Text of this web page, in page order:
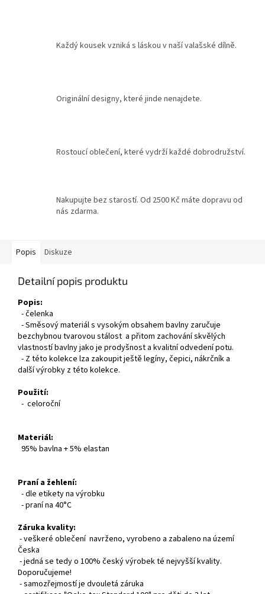
Každý kousek vzniká s láskou v naší valašské dílně.
Originální designy, které jinde nenajdete.
Rostoucí oblečení, které vydrží každé dobrodružství.
Nakupujte bez starostí. Od 2500 Kč máte dopravu od
nás zdarma.
Popis Diskuze
Detailní popis produktu
Popis:
- čelenka
- Směsový materiál s vysokým obsahem bavlny zaručuje
bezchybnou tvarovou stálost a přitom zachování skvělých
vlastností bavlny jako je prodyšnost a kvalitní odvedení potu.
- Z této kolekce lza zakoupit ještě legíny, čepici, nákrčník a
další výrobky z této kolekce.
Použití:
- celoroční
Materiál:
95% bavlna + 5% elastan
Praní a žehlení:
- dle etikety na výrobku
- praní na 40°C
Záruka kvality:
- veškeré oblečení navrženo, vyrobeno a zabaleno na území
Česka
- jedná se tedy o 100% český výrobek té nejvyšší kvality.
Doporučujeme!
- samozřejmostí je dvouletá záruka